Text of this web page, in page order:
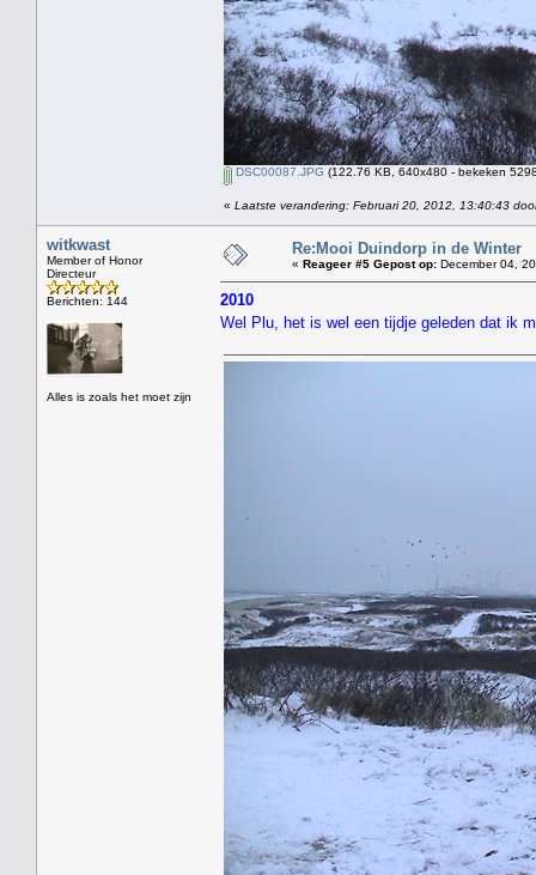
DSC00087.JPG (122.76 KB, 640x480 - bekeken
« Laatste verandering: Februari 20, 2012, 13:40:43
witkwast
Member of Honor
Directeur
Berichten: 144
Alles is zoals het moet zijn
Re:Mooi Duindorp in de Winter
« Reageer #5 Gepost op: December 04,
2010
Wel Plu, het is wel een tijdje geleden dat ik